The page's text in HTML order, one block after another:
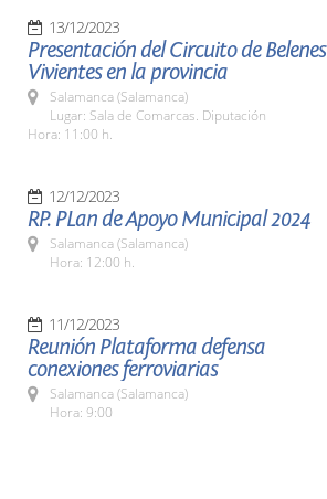
13/12/2023
Presentación del Circuito de Belenes
Vivientes en la provincia
Salamanca (Salamanca)
Lugar: Sala de Comarcas. Diputación
Hora: 11:00 h.
12/12/2023
RP. PLan de Apoyo Municipal 2024
Salamanca (Salamanca)
Hora: 12:00 h.
11/12/2023
Reunión Plataforma defensa
conexiones ferroviarias
Salamanca (Salamanca)
Hora: 9:00